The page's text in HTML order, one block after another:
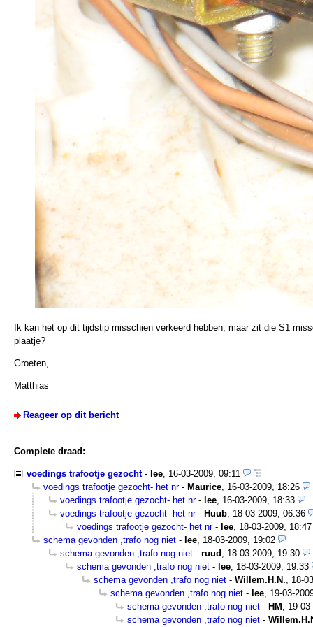
Ik kan het op dit tijdstip misschien verkeerd hebben, maar zit die S1
plaatje?
Groeten,
Matthias
Reageer op dit bericht
Complete draad:
voedings trafootje gezocht- lee, 16-03-2009, 09:11
voedings trafootje gezocht- het nr- Maurice, 16-03-2009, 18:26
voedings trafootje gezocht- het nr- lee, 16-03-2009, 18:33
voedings trafootje gezocht- het nr- Huub, 18-03-2009, 06:36
voedings trafootje gezocht- het nr- lee, 18-03-2009, 18:47
schema gevonden ,trafo nog niet - lee, 18-03-2009, 19:02
schema gevonden ,trafo nog niet - ruud , 18-03-2009, 19:30
schema gevonden ,trafo nog niet - lee, 18-03-2009, 19:33
schema gevonden ,trafo nog niet - Willem.H.N., 18-
schema gevonden ,trafo nog niet - lee, 19-03-
schema gevonden ,trafo nog niet - HM , 19-
schema gevonden ,trafo nog niet -